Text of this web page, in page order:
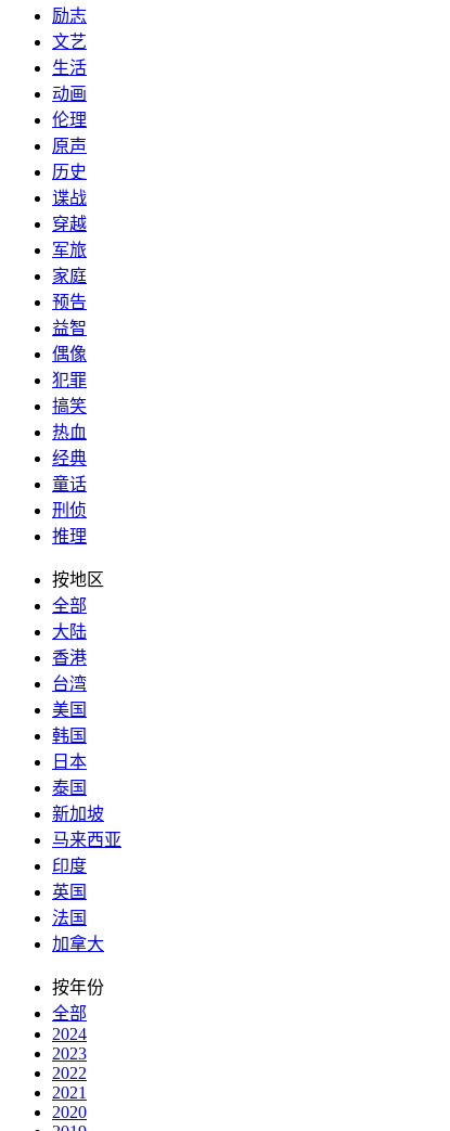
励志
文艺
生活
动画
伦理
原声
历史
谍战
穿越
军旅
家庭
预告
益智
偶像
犯罪
搞笑
热血
经典
童话
刑侦
推理
按地区
全部
大陆
香港
台湾
美国
韩国
日本
泰国
新加坡
马来西亚
印度
英国
法国
加拿大
按年份
全部
2024
2023
2022
2021
2020